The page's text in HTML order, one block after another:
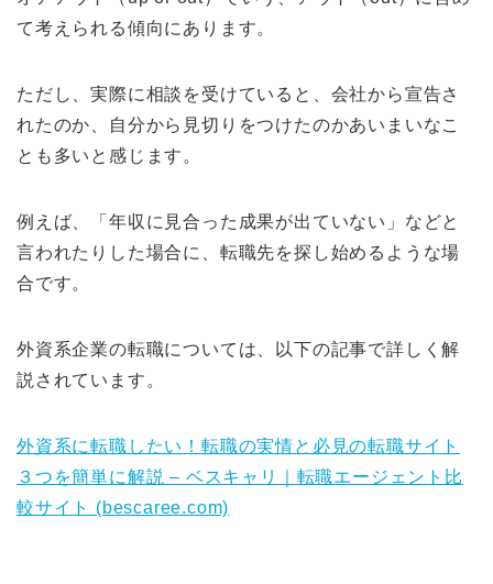
て考えられる傾向にあります。
ただし、実際に相談を受けていると、会社から宣告さ
れたのか、自分から見切りをつけたのかあいまいなこ
とも多いと感じます。
例えば、「年収に見合った成果が出ていない」などと
言われたりした場合に、転職先を探し始めるような場
合です。
外資系企業の転職については、以下の記事で詳しく解
説されています。
外資系に転職したい！転職の実情と必見の転職サイト
３つを簡単に解説 – ベスキャリ｜転職エージェント比
較サイト (bescaree.com)